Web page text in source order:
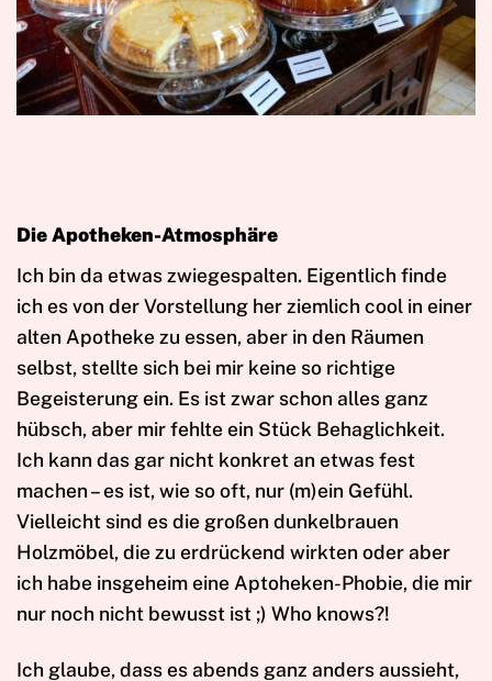
Die Apotheken-Atmosphäre
Ich bin da etwas zwiegespalten. Eigentlich finde
ich es von der Vorstellung her ziemlich cool in einer
alten Apotheke zu essen, aber in den Räumen
selbst, stellte sich bei mir keine so richtige
Begeisterung ein. Es ist zwar schon alles ganz
hübsch, aber mir fehlte ein Stück Behaglichkeit.
Ich kann das gar nicht konkret an etwas fest
machen – es ist, wie so oft, nur (m)ein Gefühl.
Vielleicht sind es die großen dunkelbrauen
Holzmöbel, die zu erdrückend wirkten oder aber
ich habe insgeheim eine Aptoheken-Phobie, die mir
nur noch nicht bewusst ist ;) Who knows?!
Ich glaube, dass es abends ganz anders aussieht,